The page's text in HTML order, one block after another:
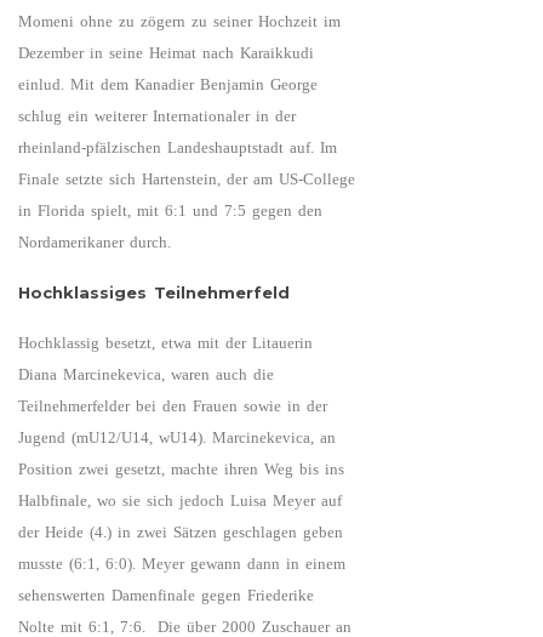
Momeni ohne zu zögern zu seiner Hochzeit im
Dezember in seine Heimat nach Karaikkudi
einlud. Mit dem Kanadier Benjamin George
schlug ein weiterer Internationaler in der
rheinland-pfälzischen Landeshauptstadt auf. Im
Finale setzte sich Hartenstein, der am US-College
in Florida spielt, mit 6:1 und 7:5 gegen den
Nordamerikaner durch.
Hochklassiges Teilnehmerfeld
Hochklassig besetzt, etwa mit der Litauerin
Diana Marcinekevica, waren auch die
Teilnehmerfelder bei den Frauen sowie in der
Jugend (mU12/U14, wU14). Marcinekevica, an
Position zwei gesetzt, machte ihren Weg bis ins
Halbfinale, wo sie sich jedoch Luisa Meyer auf
der Heide (4.) in zwei Sätzen geschlagen geben
musste (6:1, 6:0). Meyer gewann dann in einem
sehenswerten Damenfinale gegen Friederike
Nolte mit 6:1, 7:6. Die über 2000 Zuschauer an